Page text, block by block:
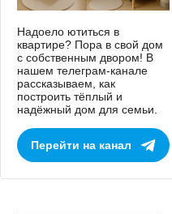
Надоело ютиться в
квартире? Пора в свой дом
с собственным двором! В
нашем телеграм-канале
рассказываем, как
построить тёплый и
надёжный дом для семьи.
Перейти на канал